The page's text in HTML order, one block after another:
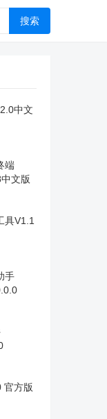
搜索
中文
端
文版
具V1.1
手
官方版